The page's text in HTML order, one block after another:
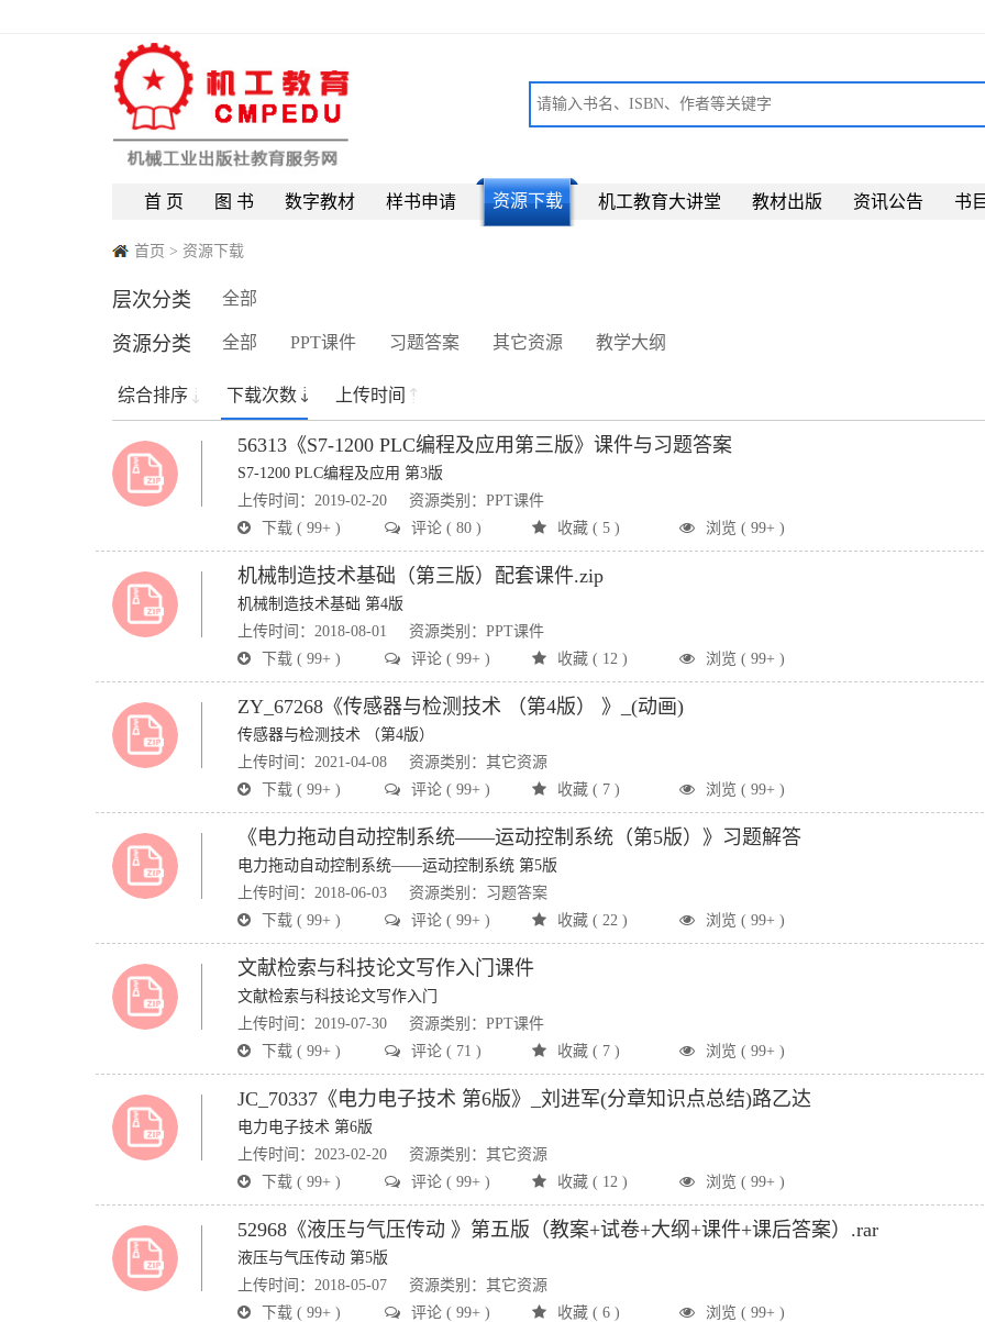
首 页 图 书 数字教材 样书申请 资源下载 机工教育大讲堂 教材出版 资讯公告 书
首页 > 资源下载
层次分类 全部
资源分类 全部 PPT课件 习题答案 其它资源 教学大纲
综合排序 下载次数 上传时间
56313《S7-1200 PLC编程及应用第三版》课件与习题答案
S7-1200 PLC编程及应用 第3版
上传时间：2019-02-20
资源类别：PPT课件
下载 ( 99+ )
评论 ( 80 ) 收藏 ( 5 ) 浏览 ( 99+ )
机械制造技术基础（第三版）配套课件.zip
机械制造技术基础 第4版
上传时间：2018-08-01
资源类别：PPT课件
下载 ( 99+ )
评论 ( 99+ ) 收藏 ( 12 ) 浏览 ( 99+ )
ZY_67268《传感器与检测技术 （第4版） 》_(动画)
传感器与检测技术 （第4版）
上传时间：2021-04-08
资源类别：其它资源
下载 ( 99+ )
评论 ( 99+ ) 收藏 ( 7 ) 浏览 ( 99+ )
《电力拖动自动控制系统——运动控制系统（第5版）》习题解答
电力拖动自动控制系统——运动控制系统 第5版
上传时间：2018-06-03
资源类别：习题答案
下载 ( 99+ )
评论 ( 99+ ) 收藏 ( 22 ) 浏览 ( 99+ )
文献检索与科技论文写作入门课件
文献检索与科技论文写作入门
上传时间：2019-07-30
资源类别：PPT课件
下载 ( 99+ )
评论 ( 71 ) 收藏 ( 7 ) 浏览 ( 99+ )
JC_70337《电力电子技术 第6版》_刘进军(分章知识点总结)路乙达
电力电子技术 第6版
上传时间：2023-02-20
资源类别：其它资源
下载 ( 99+ )
评论 ( 99+ ) 收藏 ( 12 ) 浏览 ( 99+ )
52968《液压与气压传动 》第五版（教案+试卷+大纲+课件+课后答案）.rar
液压与气压传动 第5版
上传时间：2018-05-07
资源类别：其它资源
下载 ( 99+ )
评论 ( 99+ ) 收藏 ( 6 ) 浏览 ( 99+ )